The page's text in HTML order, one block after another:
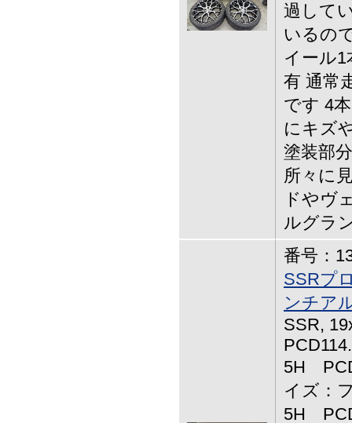
過して
いるの
イール
有 通常
です 4
にキズ
塗装部
所々に
ドやヴ
ルグラ
番号：
SSRプ
ンチア
SSR,
5H
イズ：
5H